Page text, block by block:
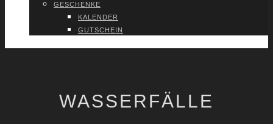
GESCHEN­KE
KALEN­DER
GUT­SCHEIN
WASSERFÄLLE